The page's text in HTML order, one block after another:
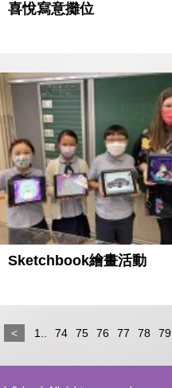
喜悅寫意攤位
Sketchbook繪畫活動
< 1.. 74 75 76 77 78 79